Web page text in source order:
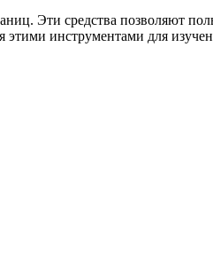
Эти средства позволяют
этими инструментами для